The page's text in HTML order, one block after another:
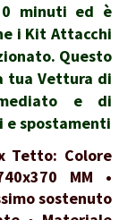
minuti ed è
i Kit Attacchi
Questo
tua Vettura di
e di
e spostamenti
Tetto: Colore
MM •
sostenuto